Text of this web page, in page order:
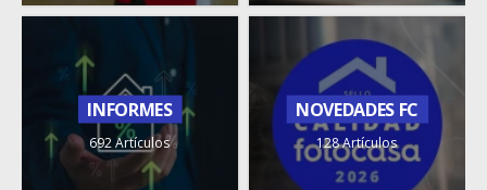
INFORMES
692 Artículos
NOVEDADES FC
128 Artículos